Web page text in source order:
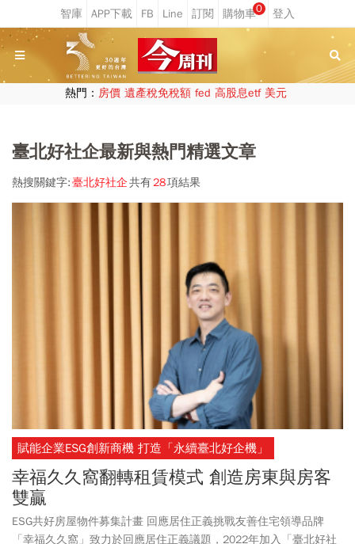
0
熱門： 房價 遺產稅免稅額 fed 高股息etf 美元
臺北好社企最新與熱門精選文章
熱搜關鍵字:臺北好社企共有28項結果
賦能企業ESG創新商機 打造「永續臺北好企機」
幸福久久窩翻轉租賃模式 創造房東與房客
雙贏
ESG共好房屋物件募集計畫 回應居住正義挑戰友善住宅領導品牌
「幸福久久窩」致力於回應居住正義議題，2022年加入「臺北好社